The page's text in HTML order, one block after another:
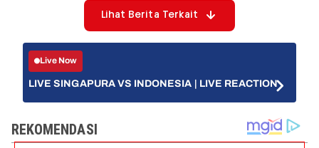
Lihat Berita Terkait
Live Now
LIVE SINGAPURA VS INDONESIA | LIVE REACTION